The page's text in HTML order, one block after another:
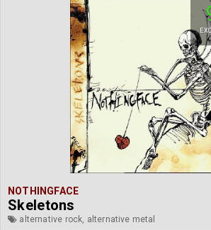
NOTHINGFACE
Skeletons
alternative rock, alternative metal